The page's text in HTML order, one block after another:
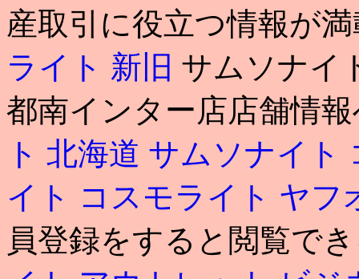
産取引に役立つ情報が
ライト 新旧 サムソナイ
都南インター店店舗情
ト 北海道 サムソナイト
イト コスモライト ヤフ
員登録をすると閲覧で